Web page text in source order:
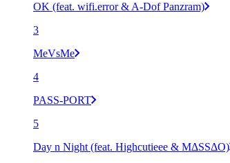
OK (feat. wifi.error & A-Dof Panzram)
3
MeVsMe
4
PASS-PORT
5
Day n Night (feat. Highcutieee & MΔSSΔO)